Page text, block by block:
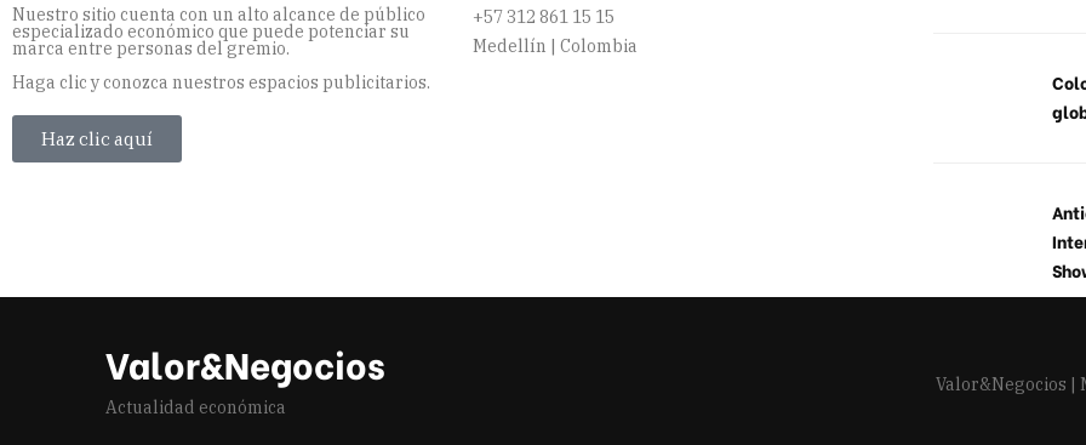
Nuestro sitio cuenta con un alto alcance de público
especializado económico que puede potenciar su
marca entre personas del gremio.
Haga clic y conozca nuestros espacios publicitarios.
Haz clic aquí
+57 312 861 15 15
Medellín | Colombia
Valor&Negocios
Actualidad económica